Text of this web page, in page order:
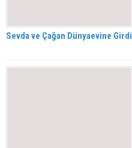
Sevda ve Çağan Dünyaevine Girdi